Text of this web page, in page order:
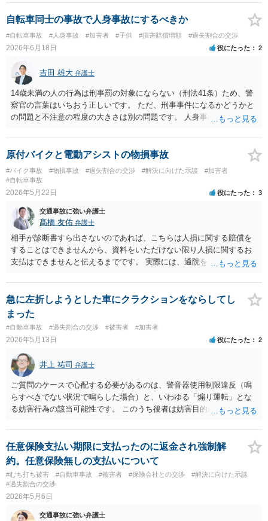
自転車同士の事故で人身事故にするべきか
#自転車事故 #人身事故 #加害者 #子供 #損害賠償増額 #過失割合の交渉
2026年6月18日 役にたった 2
吉田 雄大 弁護士
14歳未満の人の行為は刑事罰の対象にならない（刑法41条）ため、警
察官の言葉はいちおう正しいです。 ただ、刑事事件になるかどうかと
の問題と不注意の程度の大きさは別の問題です。 人身事故の届出を行
はありません。
原付バイクと電動アシストの物損事故
#バイク事故 #物損事故 #過失割合の交渉 #解決に向けた示談
#加害者
#自転車事故
2026年5月22日 役にたった 3
交通事故に強い弁護士
髙橋 友佑 弁護士
相手が診断書すら出さないのであれば、こちらは人損に関する賠償を
することはできませんから、資料をいただけない限り人損に関するお
支払はできませんと伝えるまでです。 実際には、通院をしていないか
も、まずは相手方に修理の見積書を出していただくことになります。
その上で、自転車の時価より、修理費用の方が高額であれば、経済的
全損として、自転車の時価を限度としたお支払しかする必要はありま
せん。しかも、そこに当方の過失割合をかけることになります。 要す
るに、相手の自転車の時価が５万円で、修理費用が１０万円、当方の
過失割合が５割（つまり相手方の過失割合が５割）の場合、 物損とし
ては２万５０００円の支払義務があることになります。 時価は、同種
同等の中古品が市場でいくらで取引をされているかを、インターネッ
ト等で調べるしかありません。 当方にも物損が生じており、かつ当方
の過失割合が１０割でない限りは、修理費用を請求することが可能で
す。 例えば、原付の時価が２０万円で、修理費用が１０万円、当方の
過失割合が５割の場合、当方は、物損として５万円を請求できること
になります。 実際には、相手方の請求権と相殺処理をした上、２万５
０００円を請求していくことになるでしょう。
急に左折しようとした車にクラクションをならしてし
まった
#自動車事故 #過失割合の交渉 #被害者 #加害者
2026年5月13日 役にたった 2
井上 祐司 弁護士
ご質問のケースで心配する必要があるのは、警音器使用制限違反（鳴
らすべきでない状況で鳴らした場合）と、いわゆる「煽り運転」とな
る妨害行為の該当可能性です。 このうち後者は妨害目的が必要となる
は、今回の行為は自車に接近した危険に気づき相手に警告するための
警笛ですので、本件で問題となるとは思えません。 通報されても問題
になることはないと考えます。
任意保険支払い期限に支払ったのに返金され強制解
約。任意保険無しの支払いについて
#むち打ち被害 #自動車事故 #被害者 #保険会社との交渉
#解決に向けた示談
#過失割合の交渉
2026年5月6日
交通事故に強い弁護士